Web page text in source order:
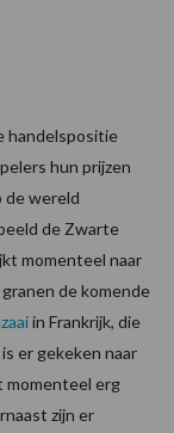
handelspositie
hun prijzen
de wereld
de Zwarte
momenteel naar
de komende
in Frankrijk, die
er gekeken naar
momenteel erg
zijn er